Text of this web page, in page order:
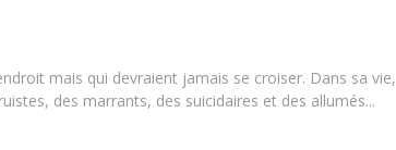
mais qui devraient jamais se croiser. Dans sa vie,
des marrants, des suicidaires et des allumés...